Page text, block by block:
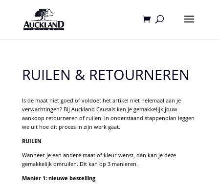
RUILEN & RETOURNEREN
Is de maat niet goed of voldoet het artikel niet helemaal aan je
verwachtingen? Bij Auckland Causals kan je gemakkelijk jouw
aankoop retourneren of ruilen. In onderstaand stappenplan leggen
we uit hoe dit proces in zijn werk gaat.
RUILEN
Wanneer je een andere maat of kleur wenst, dan kan je deze
gemakkelijk omruilen. Dit kan op 3 manieren.
Manier 1: nieuwe bestelling